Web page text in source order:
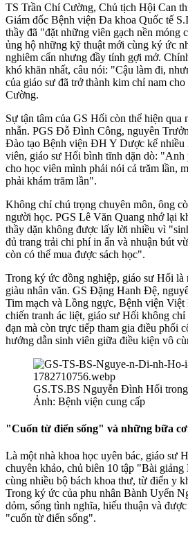
TS Trần Chí Cường, Chủ tịch Hội Can
Giám đốc Bệnh viện Đa khoa Quốc tế
thầy đã "đặt những viên gạch nền móng
ủng hộ những kỹ thuật mới cùng ký ức
nghiêm cẩn nhưng đầy tính gợi mở.
khó khăn nhất, câu nói: "Cậu làm đi,
của giáo sư đã trở thành kim chỉ nam
Cường.
Sự tận tâm của GS Hối còn thể hiện qua
nhẫn. PGS Đỗ Đình Công, nguyên
Đào tạo Bệnh viện ĐH Y Dược kể nhiều
viên, giáo sư Hối bình tĩnh dặn dò: "Anh
cho học viên mình phải nói cả trăm lần,
phải khám trăm lần".
Không chỉ chú trọng chuyên môn, ông
người học. PGS Lê Văn Quang nhớ lại
thầy dặn không được lấy lời nhiều vì
đủ trang trải chi phí in ấn và nhuận bút
còn có thể mua được sách học".
Trong ký ức đồng nghiệp, giáo sư Hối
giàu nhân văn. GS Đặng Hanh Đệ,
Tim mạch và Lồng ngực, Bệnh viện
chiến tranh ác liệt, giáo sư Hối không
đạn mà còn trực tiếp tham gia điều phối
hướng dẫn sinh viên giữa điều kiện vô
GS.TS.BS Nguyễn Đình Hối trong
Ảnh: Bệnh viện cung cấp
"Cuốn từ điển sống" và những bữa
Là một nhà khoa học uyên bác, giáo sư
chuyên khảo, chủ biên 10 tập "Bài
cùng nhiều bộ bách khoa thư, từ điển y
Trong ký ức của phu nhân Bành Uyển
dỏm, sống tình nghĩa, hiếu thuận và
"cuốn từ điển sống".